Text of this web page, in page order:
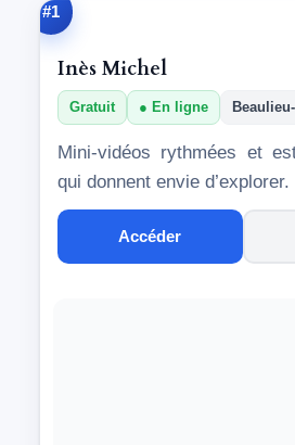
#1
Inès Michel
Gratuit En ligne
Mini-vidéos rythmées et
qui donnent envie d’explorer.
Accéder